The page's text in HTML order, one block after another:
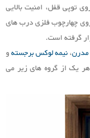
قفل، امنیت بالایی
چهارچوب فلزی درب های
گرفته است.
،نیمه لوکس برجستهو
یک از گروه های زیر می